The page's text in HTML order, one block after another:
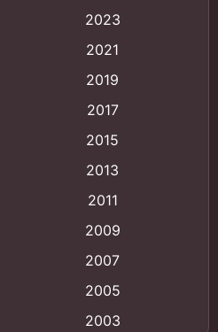
2023
2021
2019
2017
2015
2013
2011
2009
2007
2005
2003